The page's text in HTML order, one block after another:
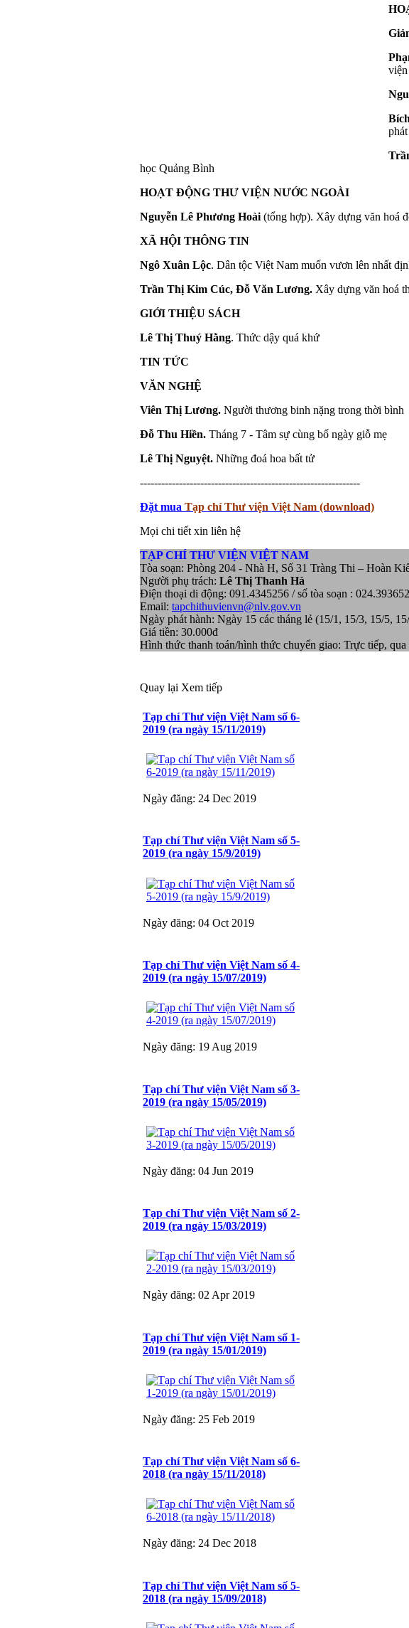
học Quảng Bình
HOẠT ĐỘNG THƯ VIỆN NƯỚC NGOÀI
Nguyễn Lê Phương Hoài (tổng hợp). Xây dựng văn hoá
XÃ HỘI THÔNG TIN
Ngô Xuân Lộc. Dân tộc Việt Nam muốn vươn lên nhất
Trần Thị Kim Cúc, Đỗ Văn Lương. Xây dựng văn hoá
GIỚI THIỆU SÁCH
Lê Thị Thuý Hằng. Thức dậy quá khứ
TIN TỨC
VĂN NGHỆ
Viên Thị Lương. Người thương binh nặng trong thời bình
Đỗ Thu Hiền. Tháng 7 - Tâm sự cùng bố ngày giỗ mẹ
Lê Thị Nguyệt. Những đoá hoa bất tử
--------------------------------------------------------------
Đặt mua Tạp chí Thư viện Việt Nam (download)
Mọi chi tiết xin liên hệ
TẠP CHÍ THƯ VIỆN VIỆT NAM
Tòa soạn: Phòng 204 - Nhà H, Số 31 Tràng Thi – Hoàn
Người phụ trách: Lê Thị Thanh Hà
Điện thoại di động: 091.4345256 / số tòa soạn :
Email: tapchithuvienvn@nlv.gov.vn
Ngày phát hành: Ngày 15 các tháng lẻ (15/1, 15/3, 15/5,
Giá tiền: 30.000đ
Hình thức thanh toán/hình thức chuyển giao: Trực tiếp, qua
Quay lại Xem tiếp
Tạp chí Thư viện Việt Nam số 6-
2019 (ra ngày 15/11/2019)
Ngày đăng: 24 Dec 2019
Tạp chí Thư viện Việt Nam số 5-
2019 (ra ngày 15/9/2019)
Ngày đăng: 04 Oct 2019
Tạp chí Thư viện Việt Nam số 4-
2019 (ra ngày 15/07/2019)
Ngày đăng: 19 Aug 2019
Tạp chí Thư viện Việt Nam số 3-
2019 (ra ngày 15/05/2019)
Ngày đăng: 04 Jun 2019
Tạp chí Thư viện Việt Nam số 2-
2019 (ra ngày 15/03/2019)
Ngày đăng: 02 Apr 2019
Tạp chí Thư viện Việt Nam số 1-
2019 (ra ngày 15/01/2019)
Ngày đăng: 25 Feb 2019
Tạp chí Thư viện Việt Nam số 6-
2018 (ra ngày 15/11/2018)
Ngày đăng: 24 Dec 2018
Tạp chí Thư viện Việt Nam số 5-
2018 (ra ngày 15/09/2018)